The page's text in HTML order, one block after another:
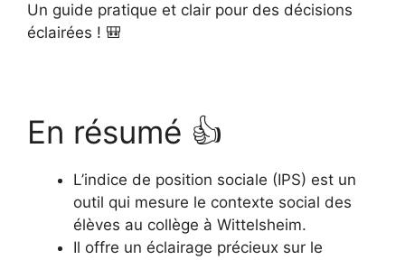
Un guide pratique et clair pour des décisions
éclairées ! 🎒
En résumé 👍
L’indice de position sociale (IPS) est un
outil qui mesure le contexte social des
élèves au collège à Wittelsheim.
Il offre un éclairage précieux sur le